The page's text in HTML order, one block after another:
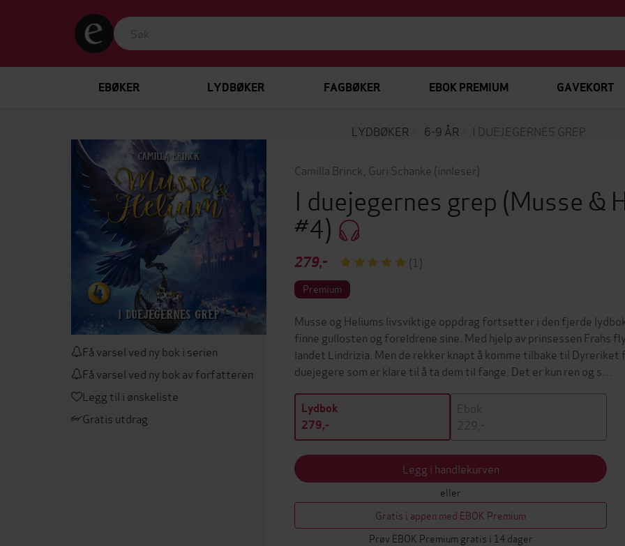
EBØKER LYDBØKER FAGBØKER EBOK PREMIUM GAVEKORT
LYDBØKER 6-9 ÅR I DUEJEGERNES GREP
Få varsel ved ny bok i serien
Få varsel ved ny bok av forfatteren
Legg til i ønskeliste
Gratis utdrag
Camilla Brinck Guri Schanke (innleser)
I duejegernes grep (Musse &
#4)
279,- (1)
Premium
Musse og Heliums livsviktige oppdrag fortsetter i den fjerde
finne gullosten og foreldrene sine. Med hjelp av prinsessen Frahs
landet Lindrizia. Men de rekker knapt å komme tilbake til
duejegere som er klare til å ta dem til fange. Det er kun ren og s…
Lydbok
279,-
Ebok
229,-
Legg i handlekurven
eller
Gratis i appen med EBOK Premium
Prøv EBOK Premium gratis i 14 dager